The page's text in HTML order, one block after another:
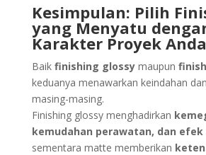
Kesimpulan: Pilih
yang Menyatu
Karakter Proyek Anda
Baik finishing glossymaupun
keduanya menawarkan keindahan
masing-masing.
Finishing glossy menghadirkan
kemudahan perawatan, dan efek
sementara matte memberikan